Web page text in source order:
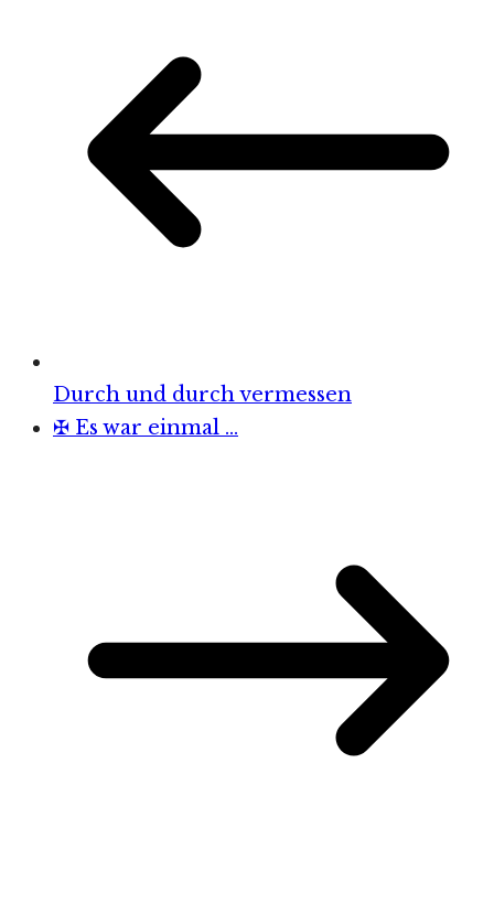
Durch und durch vermessen
✠ Es war einmal …